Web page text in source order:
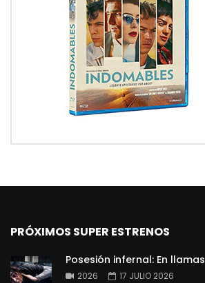
PRÓXIMOS SUPER ESTRENOS
Posesión infernal: En llamas
2026 17 JULIO 2026